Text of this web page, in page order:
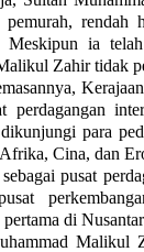
pemurah, rendah
ia
Zahir tidak
perdagangan
para
Cina, dan
pusat
di
Malikul